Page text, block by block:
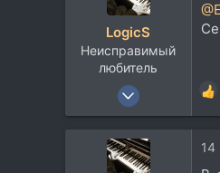
Москвы
LogicS
Неисправимый
любитель
17 Апр 2008
1.597
2.248
Р
е
к14